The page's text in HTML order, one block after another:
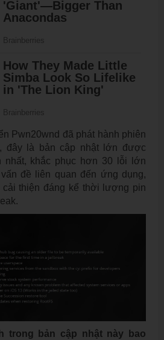
Pwn20wnd đã phát hành phiên
đây là bản cập nhật lớn được
nhất, khắc phục hơn 30 lỗi lớn
đề liên quan đến ứng dụng,
cải thiện đáng kể thời lượng pin
trong bản cập nhật này bao